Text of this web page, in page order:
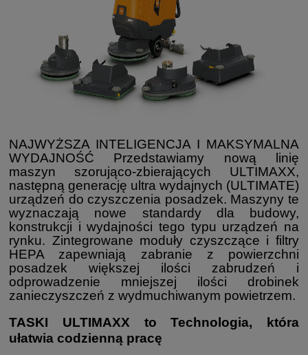
NAJWYŻSZA INTELIGENCJA I MAKSYMALNA
WYDAJNOŚĆ Przedstawiamy nową linię
maszyn szorująco-zbierających ULTIMAXX,
następną generację ultra wydajnych (ULTIMATE)
urządzeń do czyszczenia posadzek. Maszyny te
wyznaczają nowe standardy dla budowy,
konstrukcji i wydajności tego typu urządzeń na
rynku. Zintegrowane moduły czyszczące i filtry
HEPA zapewniają zabranie z powierzchni
posadzek większej ilości zabrudzeń i
odprowadzenie mniejszej ilości drobinek
zanieczyszczeń z wydmuchiwanym powietrzem.
TASKI ULTIMAXX to Technologia, która
ułatwia codzienną pracę